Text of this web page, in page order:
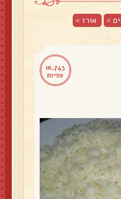
> אורז >
16,743
צפיות